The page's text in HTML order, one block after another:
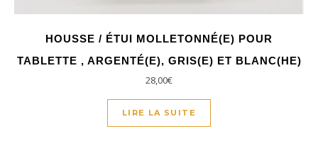
HOUSSE / ÉTUI MOLLETONNÉ(E) POUR
TABLETTE , ARGENTÉ(E), GRIS(E) ET BLANC(HE)
28,00€
LIRE LA SUITE